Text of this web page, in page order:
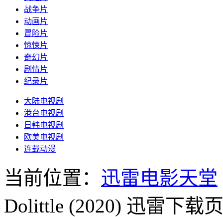
战争片
动画片
冒险片
惊悚片
奇幻片
剧情片
纪录片
大陆电视剧
港台电视剧
日韩电视剧
欧美电视剧
连载动漫
当前位置： 迅雷电影天堂
Dolittle (2020) 迅雷下载